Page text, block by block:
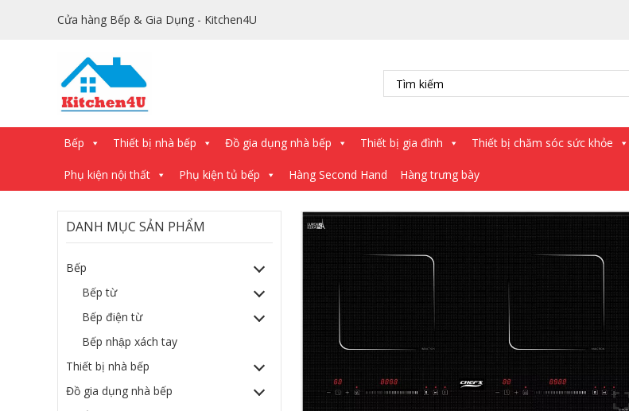
Cửa hàng Bếp & Gia Dụng - Kitchen4U
Bếp Thiết bị nhà bếp Đồ gia dụng nhà bếp Thiết bị gia đình Thiết bị chăm sóc sức khỏe
Phụ kiện nội thất Phụ kiện tủ bếp Hàng Second Hand Hàng trưng bày
DANH MỤC SẢN PHẨM
Bếp
Bếp từ
Bếp điện từ
Bếp nhập xách tay
Thiết bị nhà bếp
Đồ gia dụng nhà bếp